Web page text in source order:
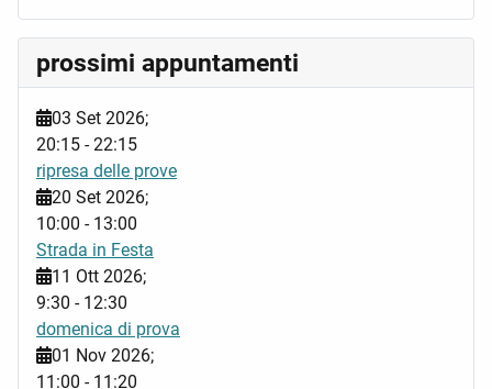
prossimi appuntamenti
03 Set 2026;
20:15 -22:15
ripresa delle prove
20 Set 2026;
10:00 - 13:00
Strada in Festa
11 Ott 2026;
9:30 - 12:30
domenica di prova
01 Nov 2026;
11:00 - 11:20